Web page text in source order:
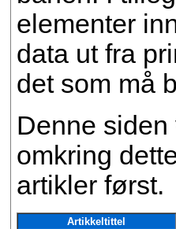
elementer
data ut fra
det som må
Denne
omkring
artikler først.
Artikkeltittel